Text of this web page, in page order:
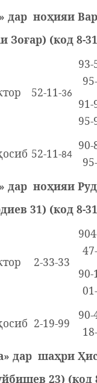
дар ноҳияи
Зоғар) (код 8-
52-11-36
93-
91-
52-11-84
90-
дар ноҳияи
31) (код 8-
2-33-33
90-
2-19-99
90-
дар шаҳри
23) (код